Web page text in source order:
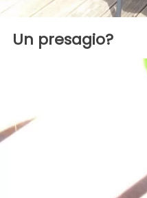
Un presagio?